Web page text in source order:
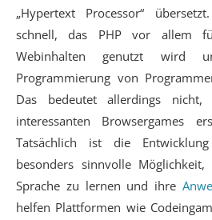
„Hypertext Processor“
schnell, das PHP vor allem
Webinhalten genutzt wird
Programmierung von
Das bedeutet allerdings
interessanten Browsergames
Tatsächlich ist die
besonders sinnvolle
Sprache zu lernen und ihre
helfen Plattformen wie